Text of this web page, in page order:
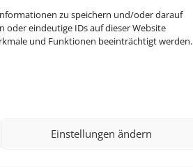
zu speichern und/oder darauf
oder eindeutige IDs auf dieser Website
und Funktionen beeinträchtigt werden.
Einstellungen ändern